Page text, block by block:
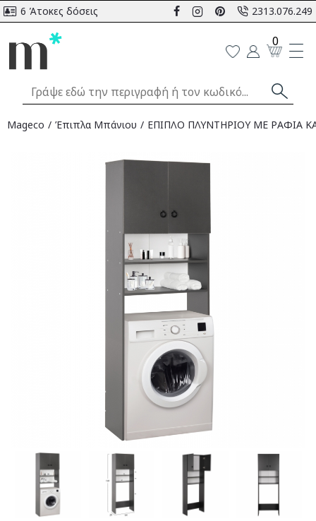
6 Άτοκες δόσεις 2313.076.249
0
Mageco Έπιπλα Μπάνιου ΕΠΙΠΛΟ ΠΛΥΝΤΗΡΙΟΥ ΜΕ ΡΑΦΙΑ